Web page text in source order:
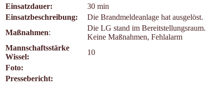
Einsatzdauer:
30 min
Einsatzbeschreibung:
Die Brandmeldeanlage hat ausgelöst.
Maßnahmen:
Die LG stand im Bereitstellungsraum.
Keine Maßnahmen, Fehlalarm
Mannschaftsstärke
Wissel:
10
Foto:
Pressebericht: